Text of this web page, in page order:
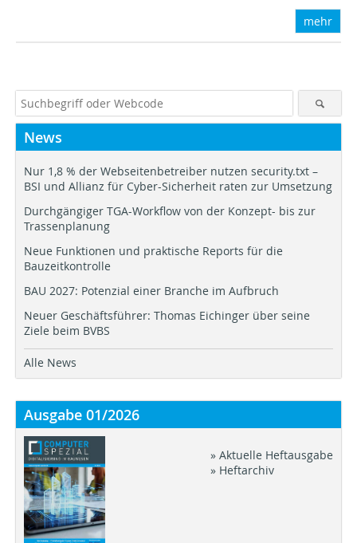
mehr
News
Nur 1,8 % der Webseitenbetreiber nutzen security.txt –
BSI und Allianz für Cyber-Sicherheit raten zur Umsetzung
Durchgängiger TGA-Workflow von der Konzept- bis zur
Trassenplanung
Neue Funktionen und praktische Reports für die
Bauzeitkontrolle
BAU 2027: Potenzial einer Branche im Aufbruch
Neuer Geschäftsführer: Thomas Eichinger über seine
Ziele beim BVBS
Alle News
Ausgabe 01/2026
» Aktuelle Heftausgabe
» Heftarchiv